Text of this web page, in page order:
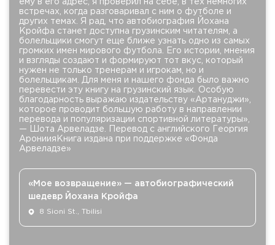
ему в его адрес, я проверил на себе, в тех немногих
встречах, когда разговаривал с ним о футболе и
других темах. Я рад, что автобиография Йохана
Кройфа станет доступна грузинским читателям, а
болельщики смогут еще ближе узнать одно из самых
громких имен мирового футбола. Его истории, мнения
и взгляды создают и формируют тот вкус, который
нужен не только тренерам и игрокам, но и
болельщикам. Для меня и нашего фонда было важно
перевести эту книгу на грузинский язык. Особую
благодарность выражаю издательству «Артануджи»,
которое проводит большую работу в направлении
перевода и популяризации спортивной литературы»,
— Шота Арвеладзе. Перевод с английского Георгия
АрониияКнига издана при поддержке «Фонда
Арвеладзе»
«Мое возвращение» — автобиографический
шедевр Йохана Кройфа
8 Sioni St., Tbilisi